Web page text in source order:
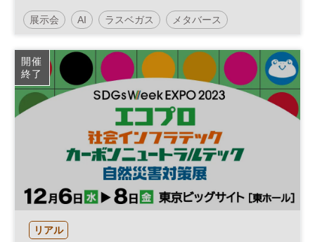
展示会 AI ラスベガス メタバース
モビリティ イノベーション テクノロジー CES
フードテック 視察ツアー ヘルスケア
開催
終了
リアル